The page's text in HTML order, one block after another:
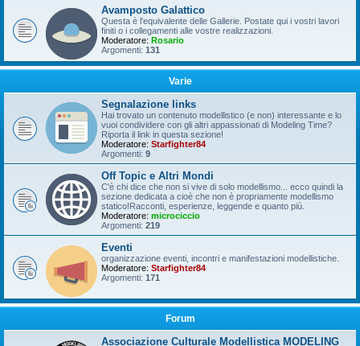
Avamposto Galattico
Questa è l'equivalente delle Gallerie. Postate qui i vostri lavori
finiti o i collegamenti alle vostre realizzazioni.
Moderatore: Rosario
Argomenti: 131
Varie
Segnalazione links
Hai trovato un contenuto modellistico (e non) interessante e lo
vuoi condividere con gli altri appassionati di Modeling Time?
Riporta il link in questa sezione!
Moderatore: Starfighter84
Argomenti: 9
Off Topic e Altri Mondi
C'è chi dice che non si vive di solo modellismo... ecco quindi la
sezione dedicata a cioè che non è propriamente modellismo
statico!Racconti, esperienze, leggende e quanto più.
Moderatore: microciccio
Argomenti: 219
Eventi
organizzazione eventi, incontri e manifestazioni modellistiche.
Moderatore: Starfighter84
Argomenti: 171
Forum
Associazione Culturale Modellistica MODELING